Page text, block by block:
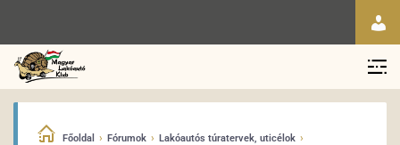
Főoldal › Fórumok › Lakóautós túratervek, uticélok ›